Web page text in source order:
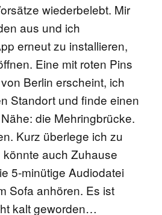
wiederbelebt. Mir
aus und ich
erneut zu installieren,
Eine mit roten Pins
Berlin erscheint, ich
Standort und finde einen
die Mehringbrücke.
Kurz überlege ich zu
auch Zuhause
5-minütige Audiodatei
Sofa anhören. Es ist
kalt geworden…